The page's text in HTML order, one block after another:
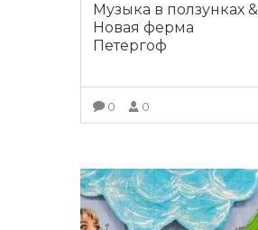
Музыка в ползунках &
Новая ферма
Петергоф
0 0